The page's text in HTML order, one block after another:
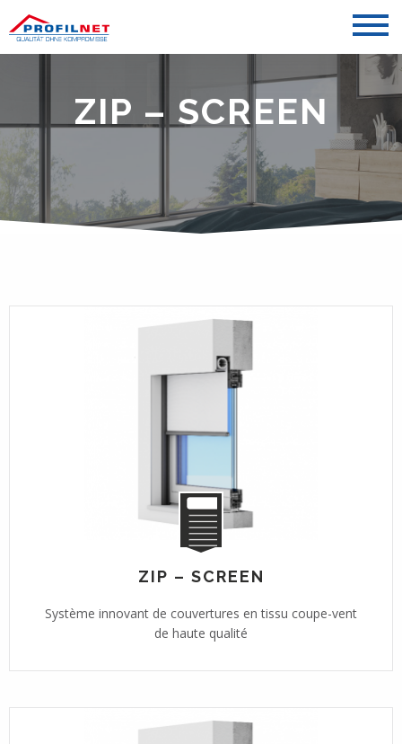
ZIP – SCREEN
ZIP – SCREEN
Système innovant de couvertures en tissu coupe-vent
de haute qualité